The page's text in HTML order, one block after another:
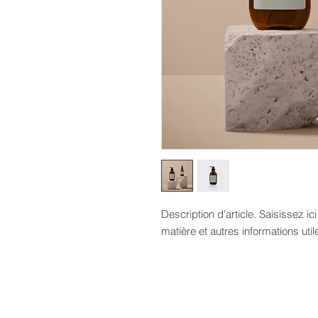
Description d'article. Saisissez
matière et autres informations